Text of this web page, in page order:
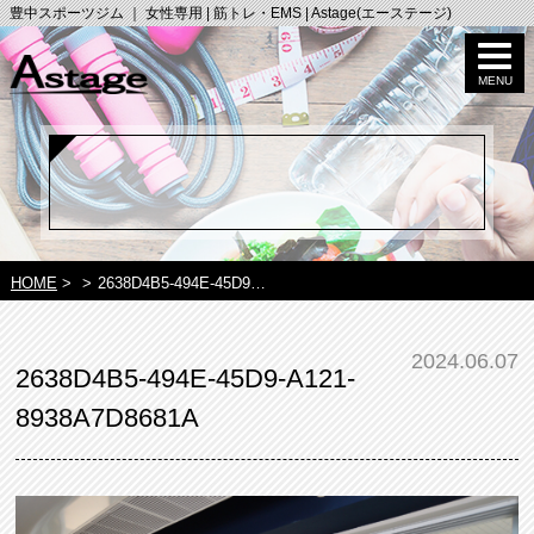
豊中スポーツジム ｜ 女性専用 | 筋トレ・EMS | Astage(エーステージ)
HOME> > 2638D4B5-494E-45D9…
2024.06.07
2638D4B5-494E-45D9-A121-
8938A7D8681A